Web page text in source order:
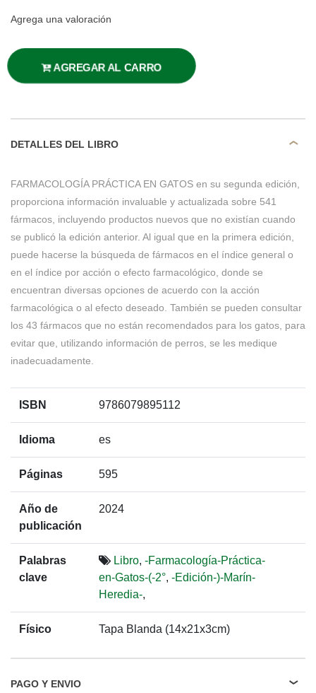
Agrega una valoración
AGREGAR AL CARRO
DETALLES DEL LIBRO
FARMACOLOGÍA PRÁCTICA EN GATOS en su segunda edición,
proporciona información invaluable y actualizada sobre 541
fármacos, incluyendo productos nuevos que no existían cuando
se publicó la edición anterior. Al igual que en la primera edición,
puede hacerse la búsqueda de fármacos en el índice general o
en el índice por acción o efecto farmacológico, donde se
encuentran diversas opciones de acuerdo con la acción
farmacológica o al efecto deseado. También se pueden consultar
los 43 fármacos que no están recomendados para los gatos, para
evitar que, utilizando información de perros, se les medique
inadecuadamente.
ISBN 9786079895112
Idioma es
Páginas 595
Año de
publicación
2024
Palabras
clave
Libro, -Farmacología-Práctica-
en-Gatos-(-2°, -Edición-)-Marín-
Heredia-,
Físico Tapa Blanda (14x21x3cm)
PAGO Y ENVIO